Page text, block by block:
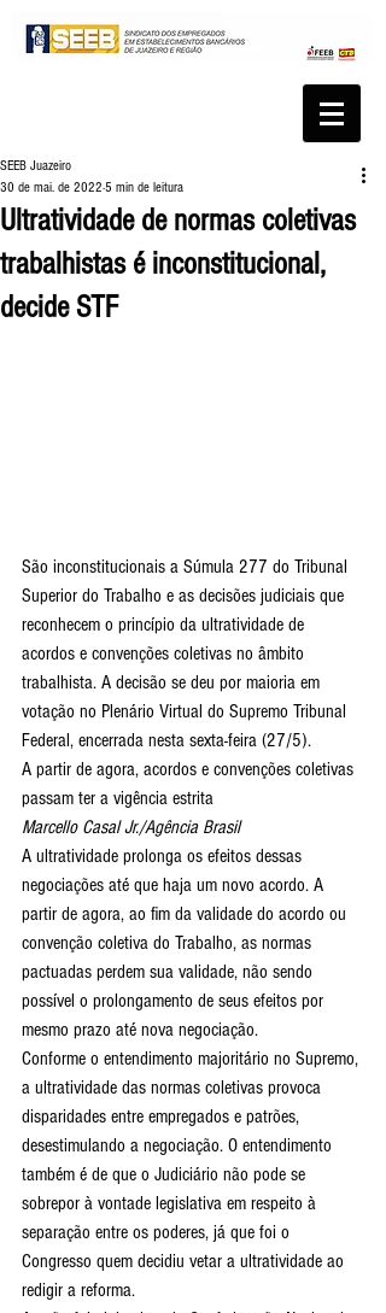
Ultratividade de normas coletivas
trabalhistas é inconstitucional,
decide STF
SEEB Juazeiro
30 de mai. de 2022 5 min de leitura
São inconstitucionais a Súmula 277 do Tribunal
Superior do Trabalho e as decisões judiciais que
reconhecem o princípio da ultratividade de
acordos e convenções coletivas no âmbito
trabalhista. A decisão se deu por maioria em
votação no Plenário Virtual do Supremo Tribunal
Federal, encerrada nesta sexta-feira (27/5).
A partir de agora, acordos e convenções coletivas
passam ter a vigência estrita
Marcello Casal Jr./Agência Brasil
A ultratividade prolonga os efeitos dessas
negociações até que haja um novo acordo. A
partir de agora, ao fim da validade do acordo ou
convenção coletiva do Trabalho, as normas
pactuadas perdem sua validade, não sendo
possível o prolongamento de seus efeitos por
mesmo prazo até nova negociação.
Conforme o entendimento majoritário no Supremo,
a ultratividade das normas coletivas provoca
disparidades entre empregados e patrões,
desestimulando a negociação. O entendimento
também é de que o Judiciário não pode se
sobrepor à vontade legislativa em respeito à
separação entre os poderes, já que foi o
Congresso quem decidiu vetar a ultratividade ao
redigir a reforma.